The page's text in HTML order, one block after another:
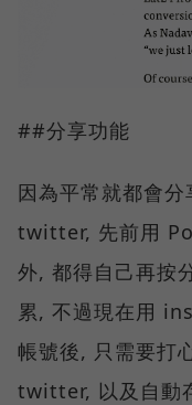
##分享功能
因為平常就都會
twitter, 先前用
外, 都得自己再按
累, 不過現在用
帳號後, 只需要打
twitter, 以及自動